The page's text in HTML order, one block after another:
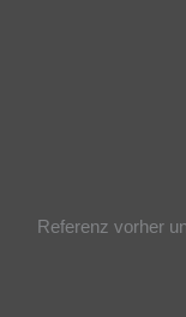
Referenz vorher